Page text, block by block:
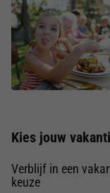
Kies jouw
Verblijf in een
keuze